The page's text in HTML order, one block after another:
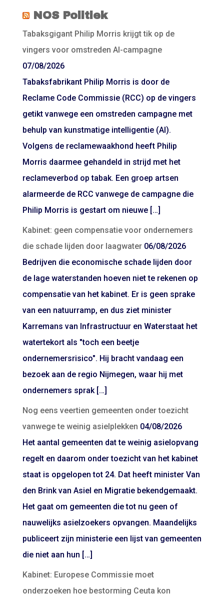
NOS Politiek
Tabaksgigant Philip Morris krijgt tik op de
vingers voor omstreden AI-campagne
07/08/2026
Tabaksfabrikant Philip Morris is door de
Reclame Code Commissie (RCC) op de vingers
getikt vanwege een omstreden campagne met
behulp van kunstmatige intelligentie (AI).
Volgens de reclamewaakhond heeft Philip
Morris daarmee gehandeld in strijd met het
reclameverbod op tabak. Een groep artsen
alarmeerde de RCC vanwege de campagne die
Philip Morris is gestart om nieuwe […]
Kabinet: geen compensatie voor ondernemers
die schade lijden door laagwater 06/08/2026
Bedrijven die economische schade lijden door
de lage waterstanden hoeven niet te rekenen op
compensatie van het kabinet. Er is geen sprake
van een natuurramp, en dus ziet minister
Karremans van Infrastructuur en Waterstaat het
watertekort als "toch een beetje
ondernemersrisico". Hij bracht vandaag een
bezoek aan de regio Nijmegen, waar hij met
ondernemers sprak […]
Nog eens veertien gemeenten onder toezicht
vanwege te weinig asielplekken 04/08/2026
Het aantal gemeenten dat te weinig asielopvang
regelt en daarom onder toezicht van het kabinet
staat is opgelopen tot 24. Dat heeft minister Van
den Brink van Asiel en Migratie bekendgemaakt.
Het gaat om gemeenten die tot nu geen of
nauwelijks asielzoekers opvangen. Maandelijks
publiceert zijn ministerie een lijst van gemeenten
die niet aan hun […]
Kabinet: Europese Commissie moet
onderzoeken hoe bestorming Ceuta kon